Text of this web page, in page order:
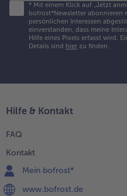
* Mit einem Klick auf „Jetzt
bofrost*Newsletter abonnieren
persönlichen Interessen
einverstanden, dass meine
Hilfe eines Pixels erfasst wird.
Details sind hier zu finden.
Hilfe & Kontakt
FAQ
Kontakt
Mein bofrost*
www.bofrost.de